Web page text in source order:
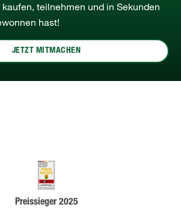
teilnehmen und in Sekunden
hast!
JETZT MITMACHEN
Preissieger 2025